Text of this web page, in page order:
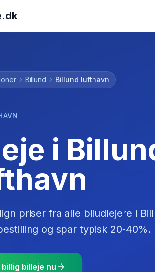
Billund Billund lufthavn
i
priser fra alle biludlejere i
og spar typisk 20-40%.
billig billeje nu